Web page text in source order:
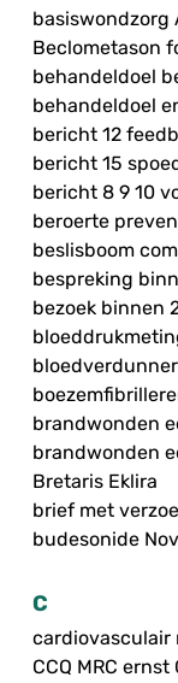
basiswondzorg
Beclometason
behandeldoel
behandeldoel
bericht 12
bericht 15
bericht 8 9 10
beroerte
beslisboom
bespreking
bezoek binnen
brandwonden
brandwonden
Bretaris Eklira
brief met
budesonide
C
cardiovasculair
CCQ MRC ernst